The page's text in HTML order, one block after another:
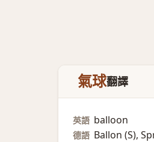
氣球翻譯
英語 balloon
德語 Ballon (S)​,